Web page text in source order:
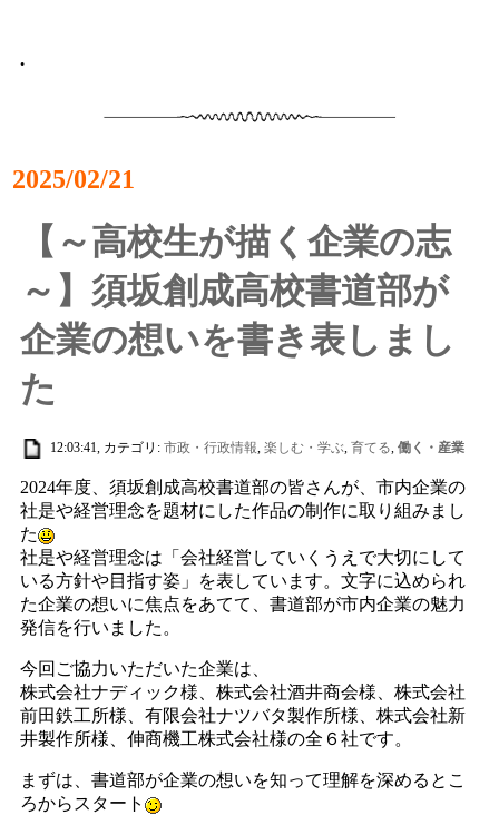
•
2025/02/21
【～高校生が描く企業の志
～】須坂創成高校書道部が
企業の想いを書き表しまし
た
12:03:41, カテゴリ:市政・行政情報,楽しむ・学ぶ,育てる,働く・産業
2024年度、須坂創成高校書道部の皆さんが、市内企業の
社是や経営理念を題材にした作品の制作に取り組みまし
た
社是や経営理念は「会社経営していくうえで大切にして
いる方針や目指す姿」を表しています。文字に込められ
た企業の想いに焦点をあてて、書道部が市内企業の魅力
発信を行いました。
今回ご協力いただいた企業は、
株式会社ナディック様、株式会社酒井商会様、株式会社
前田鉄工所様、有限会社ナツバタ製作所様、株式会社新
井製作所様、伸商機工株式会社様の全６社です。
まずは、書道部が企業の想いを知って理解を深めるとこ
ろからスタート